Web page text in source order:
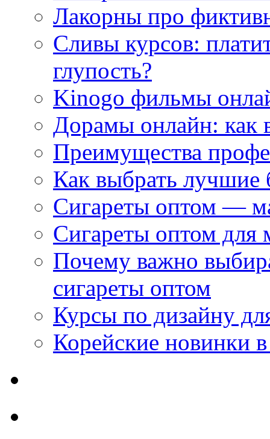
Лакорны про
Сливы курсов:
глупость?
Kinogo фильмы
Дорамы онлайн: как
Преимущества
Как выбрать
Сигареты оптом —
Сигареты оптом для
Почему важно
сигареты оптом
Курсы по дизайну
Корейские новинки